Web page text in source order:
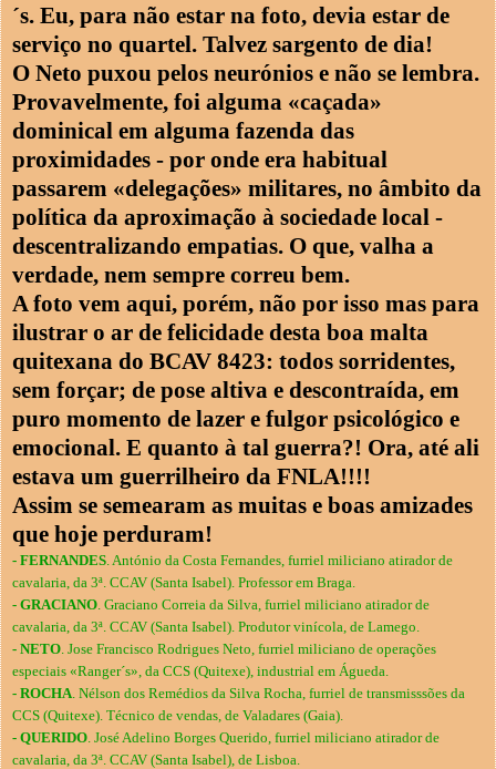
´s. Eu, para não estar na foto, devia estar de
serviço no quartel. Talvez sargento de dia!
O Neto puxou pelos neurónios e não se lembra.
Provavelmente, foi alguma «caçada»
dominical em alguma fazenda das
proximidades - por onde era habitual
passarem «delegações» militares, no âmbito da
política da aproximação à sociedade local -
descentralizando empatias. O que, valha a
verdade, nem sempre correu bem.
A foto vem aqui, porém, não por isso mas para
ilustrar o ar de felicidade desta boa malta
quitexana do BCAV 8423: todos sorridentes,
sem forçar; de pose altiva e descontraída, em
puro momento de lazer e fulgor psicológico e
emocional. E quanto à tal guerra?! Ora, até ali
estava um guerrilheiro da FNLA!!!!
Assim se semearam as muitas e boas amizades
que hoje perduram!
- FERNANDES . António da Costa Fernandes, furriel miliciano atirador de
cavalaria, da 3ª. CCAV (Santa Isabel). Professor em Braga.
- GRACIANO . Graciano Correia da Silva, furriel miliciano atirador de
cavalaria, da 3ª. CCAV (Santa Isabel). Produtor vinícola, de Lamego.
- NETO . Jose Francisco Rodrigues Neto, furriel miliciano de operações
especiais «Ranger´s», da CCS (Quitexe), industrial em Águeda.
- ROCHA . Nélson dos Remédios da Silva Rocha, furriel de transmisssões da
CCS (Quitexe). Técnico de vendas, de Valadares (Gaia).
- QUERIDO . José Adelino Borges Querido, furriel miliciano atirador de
cavalaria, da 3ª. CCAV (Santa Isabel), de Lisboa.